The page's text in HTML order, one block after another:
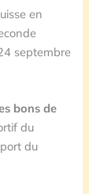
en
septembre
bons de
du
du